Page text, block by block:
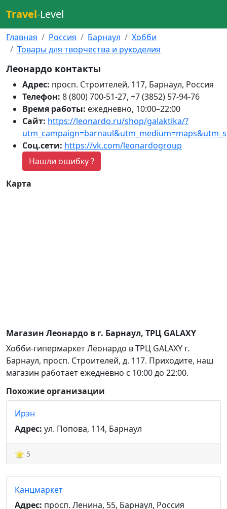
Travel-Level
Главная Россия Барнаул
Хобби
Товары для творчества и рукоделия
Леонардо контакты
Адрес: просп. Строителей, 117, Барнаул, Россия
Телефон: 8 (800) 700-51-27, +7 (3852) 57-94-76
Время работы: ежедневно, 10:00–22:00
Сайт: https://leonardo.ru/shop/galaktika/?
Соц.сети: https://vk.com/leonardogroup
Нашли ошибку ?
Карта
Магазин Леонардо в г. Барнаул, ТРЦ GALAXY
Хобби-гипермаркет Леонардо в ТРЦ GALAXY г.
Барнаул, просп. Строителей, д. 117. Приходите, наш
магазин работает ежедневно с 10:00 до 22:00.
Похожие организации
Ирэн
Адрес: ул. Попова, 114, Барнаул
5
Канцмаркет
Адрес: просп. Ленина, 55, Барнаул, Россия